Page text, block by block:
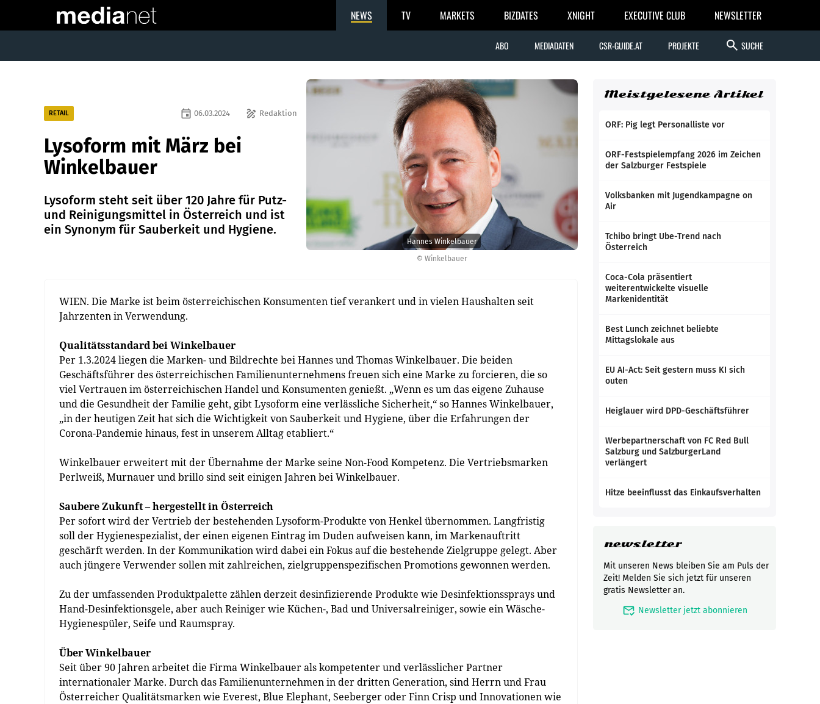
NEWS TV MARKETS BIZDATES XNIGHT EXECUTIVE CLUB NEWSLETTER
ABO MEDIADATEN CSR-GUIDE.AT PROJEKTE search SUCHE
© Winkelbauer
Hannes Winkelbauer
RETAIL draw Redaktion
event 06.03.2024
Lysoform mit März bei
Winkelbauer
Lysoform steht seit über 120 Jahre für Putz-
und Reinigungsmittel in Österreich und ist
ein Synonym für Sauberkeit und Hygiene.
WIEN. Die Marke ist beim österreichischen Konsumenten tief verankert und in vielen Haushalten seit
Jahrzenten in Verwendung.
Qualitätsstandard bei Winkelbauer
Per 1.3.2024 liegen die Marken- und Bildrechte bei Hannes und Thomas Winkelbauer. Die beiden
Geschäftsführer des österreichischen Familienunternehmens freuen sich eine Marke zu forcieren, die so
viel Vertrauen im österreichischen Handel und Konsumenten genießt. „Wenn es um das eigene Zuhause
und die Gesundheit der Familie geht, gibt Lysoform eine verlässliche Sicherheit,“ so Hannes Winkelbauer,
„in der heutigen Zeit hat sich die Wichtigkeit von Sauberkeit und Hygiene, über die Erfahrungen der
Corona-Pandemie hinaus, fest in unserem Alltag etabliert.“
Winkelbauer erweitert mit der Übernahme der Marke seine Non-Food Kompetenz. Die Vertriebsmarken
Perlweiß, Murnauer und brillo sind seit einigen Jahren bei Winkelbauer.
Saubere Zukunft – hergestellt in Österreich
Per sofort wird der Vertrieb der bestehenden Lysoform-Produkte von Henkel übernommen. Langfristig
soll der Hygienespezialist, der einen eigenen Eintrag im Duden aufweisen kann, im Markenauftritt
geschärft werden. In der Kommunikation wird dabei ein Fokus auf die bestehende Zielgruppe gelegt. Aber
auch jüngere Verwender sollen mit zahlreichen, zielgruppenspezifischen Promotions gewonnen werden.
Zu der umfassenden Produktpalette zählen derzeit desinfizierende Produkte wie Desinfektionssprays und
Hand-Desinfektionsgele, aber auch Reiniger wie Küchen-, Bad und Universalreiniger, sowie ein Wäsche-
Hygienespüler, Seife und Raumspray.
Über Winkelbauer
Seit über 90 Jahren arbeitet die Firma Winkelbauer als kompetenter und verlässlicher Partner
internationaler Marke. Durch das Familienunternehmen in der dritten Generation, sind Herrn und Frau
Österreicher Qualitätsmarken wie Everest, Blue Elephant, Seeberger oder Finn Crisp und Innovationen wie
Meistgelesene Artikel
ORF: Pig legt Personalliste vor
ORF-Festspielempfang 2026 im Zeichen
der Salzburger Festspiele
Volksbanken mit Jugendkampagne on
Air
Tchibo bringt Ube-Trend nach
Österreich
Coca-Cola präsentiert
weiterentwickelte visuelle
Markenidentität
Best Lunch zeichnet beliebte
Mittagslokale aus
EU AI-Act: Seit gestern muss KI sich
outen
Heiglauer wird DPD-Geschäftsführer
Werbepartnerschaft von FC Red Bull
Salzburg und SalzburgerLand
verlängert
Hitze beeinflusst das Einkaufsverhalten
newsletter
Mit unseren News bleiben Sie am Puls der
Zeit! Melden Sie sich jetzt für unseren
gratis Newsletter an.
mark_email_read Newsletter jetzt abonnieren